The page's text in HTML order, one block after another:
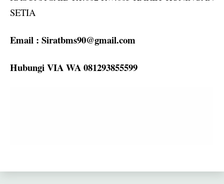
SETIA
Email : Siratbms90@gmail.com
Hubungi VIA WA 081293855599